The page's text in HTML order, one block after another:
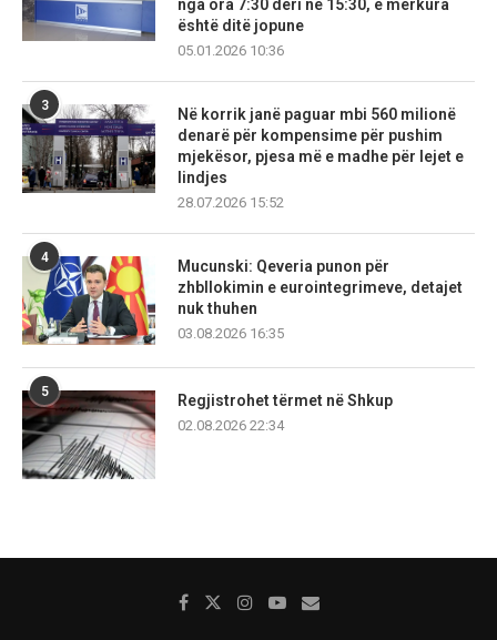
nga ora 7:30 deri në 15:30, e mërkura
është ditë jopune
05.01.2026 10:36
3
Në korrik janë paguar mbi 560 milionë
denarë për kompensime për pushim
mjekësor, pjesa më e madhe për lejet e
lindjes
28.07.2026 15:52
4
Mucunski: Qeveria punon për
zhbllokimin e eurointegrimeve, detajet
nuk thuhen
03.08.2026 16:35
5
Regjistrohet tërmet në Shkup
02.08.2026 22:34